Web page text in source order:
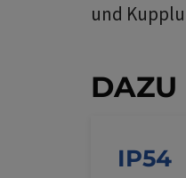
und
DAZU
IP54